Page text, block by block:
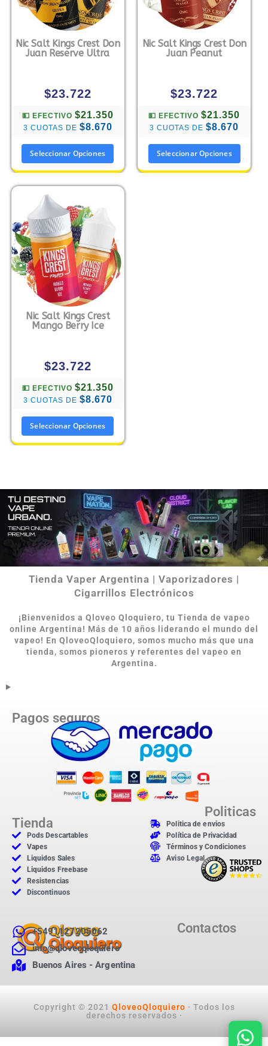
Nic Salt Kings Crest Don
Juan Reserve Ultra
$23.722
💵 EFECTIVO $21.350
3 CUOTAS DE $8.670
Seleccionar Opciones
Nic Salt Kings Crest Don
Juan Peanut
$23.722
💵 EFECTIVO$21.350
3 CUOTAS DE$8.670
Seleccionar Opciones
Nic Salt Kings Crest
Mango Berry Ice
$23.722
💵 EFECTIVO $21.350
3 CUOTAS DE $8.670
Seleccionar Opciones
Tienda Vaper Argentina | Vaporizadores |
Cigarrillos Electrónicos
¡Bienvenidos a Qloveo Qloquiero, tu Tienda de vapeo
online Argentina! Más de 10 años liderando el mundo del
vapeo! En QloveoQloquiero, somos mucho más que una
tienda, somos pioneros y referentes del vapeo en
Argentina.
Pagos seguros
Tienda
Pods Descartables
Vapes
Liquidos Sales
Liquidos Freebase
Resistencias
Discontinuos
Politicas
Politica de envios
Política de Privacidad
Términos y Condiciones
Aviso Legal
Contactos
+5491127205062
info@qloveoqloquiero
Buenos Aires - Argentina
Copyright © 2021 QloveoQloquiero · Todos los
derechos reservados ·